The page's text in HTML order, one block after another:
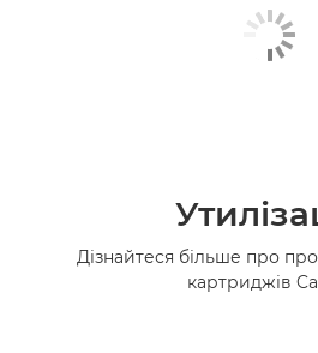
Дізнайтеся більше про
картриджів